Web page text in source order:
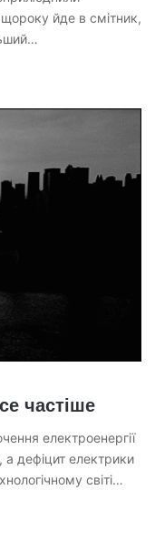
йде в смітник,
частіше
електроенергії
а дефіцит електрики
світі…